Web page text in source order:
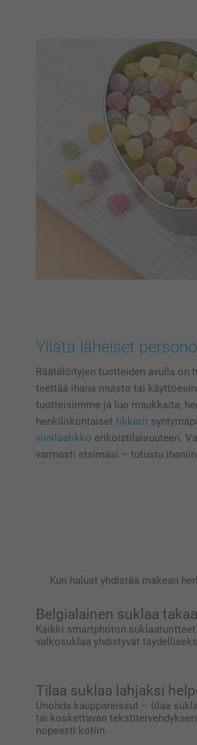
Yllätä läheiset
Räätälöityjen tuotteiden avulla on
teettää ihana muisto tai
tuotteisiimme ja luo maukkaita,
henkilökohtaiset tikkarit
viinilaatikko erikoistilaisuuteen.
varmasti etsimäsi – tutustu ihaniin
Kun haluat yhdistää makean
Belgialainen suklaa
Kaikki smartphoton
valkosuklaa yhdistyvät
Tilaa suklaa lahjaksi
Unohda kauppareissut – tilaa
tai koskettavan
nopeasti kotiin.